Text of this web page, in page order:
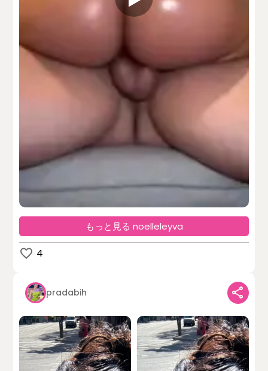
もっと見る noelleleyva
4
pradabih